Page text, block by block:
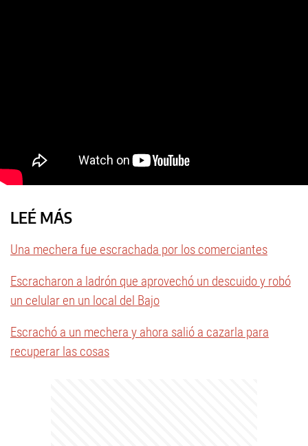
LEÉ MÁS
Una mechera fue escrachada por los comerciantes
Escracharon a ladrón que aprovechó un descuido y robó
un celular en un local del Bajo
Escrachó a un mechera y ahora salió a cazarla para
recuperar las cosas